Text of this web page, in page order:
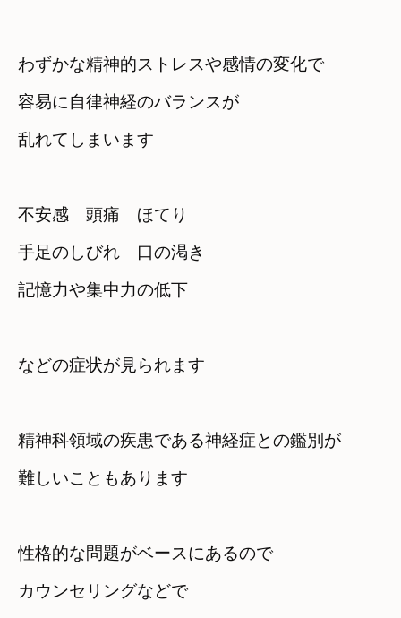
わずかな精神的ストレスや感情の変化で
容易に自律神経のバランスが
乱れてしまいます
不安感　頭痛　ほてり
手足のしびれ　口の渇き
などの症状が見られます
精神科領域の疾患である神経症との鑑別が
難しいこともあります
性格的な問題がベースにあるので
カウンセリングなどで